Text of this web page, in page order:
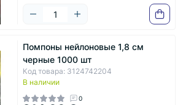
Помпоны нейлоновые 1,8 см
черные 1000 шт
Код товара: 3124742204
В наличии
0